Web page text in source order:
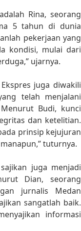
Rina, seorang
5 tahun di dunia
pekerjaan yang
kondisi, mulai dari
ujarnya.
juga diwakili
telah menjalani
Budi, kunci
dan ketelitian.
prinsip kejujuran
tuturnya.
juga menjadi
Dian, seorang
jurnalis Medan
sangatlah baik.
informasi